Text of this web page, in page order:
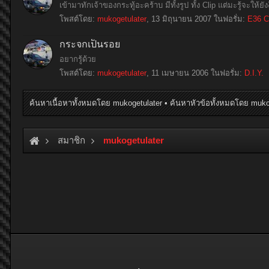
เข้ามาทักเจ้าของกระทู้อะคร้าบ มีทั้งรูป ทั้ง Clip แต่มะรู้จะให้ยั
โพสต์โดย: mukogetulater, 13 มิถุนายน 2007 ในฟอรั่ม: E36
กระจกเป็นรอย
อยากรู้ด้วย
โพสต์โดย: mukogetulater, 11 เมษายน 2006 ในฟอรั่ม: D.I.Y.
ค้นหาเนื้อหาทั้งหมดโดย mukogetulater ค้นหาหัวข้อทั้งหมดโดย
สมาชิก mukogetulater